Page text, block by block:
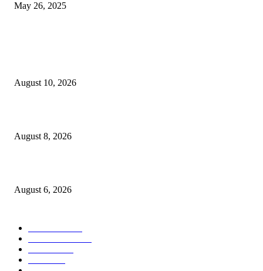
May 26, 2025
August 10, 2026
August 8, 2026
August 6, 2026